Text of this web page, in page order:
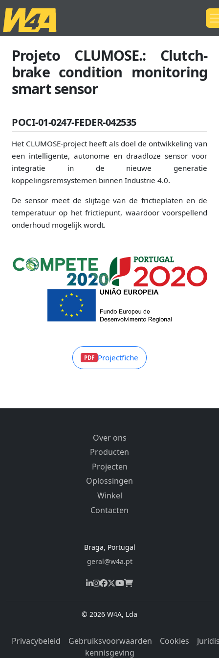
Projeto CLUMOSE.: Clutch-
brake condition monitoring
smart sensor
POCI-01-0247-FEDER-042535
Het CLUMOSE-project heeft als doel de ontwikkeling van
een intelligente, autonome en draadloze sensor voor
integratie in de nieuwe generatie
koppelingsremsystemen binnen Industrie 4.0.
De sensor meet de slijtage van de frictieplaten en de
temperatuur op het frictiepunt, waardoor voorspellend
onderhoud mogelijk wordt.
PDF Projectfiche
Over ons
Producten
Projecten
Oplossingen
Winkel
Contacten
Braga, Portugal
geral@w4a.pt
© 2026 W4A, Lda
Privacybeleid Gebruiksvoorwaarden Cookies
kennisgeving